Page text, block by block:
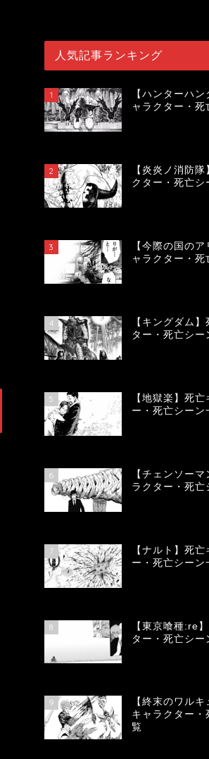
人気記事ランキング
1
【ハンターハ
ャラクター・死
2
【炎炎ノ消防
クター・死亡シ
3
【今際の国の
ャラクター・死
4
【キングダム
ター・死亡シー
5
【地獄楽】死亡
ー・死亡シーン
6
【チェンソー
ラクター・死亡
7
【ナルト】死亡
ー・死亡シーン
8
【東京喰種:re
ター・死亡シー
9
【終末のワル
キャラクター・
覧